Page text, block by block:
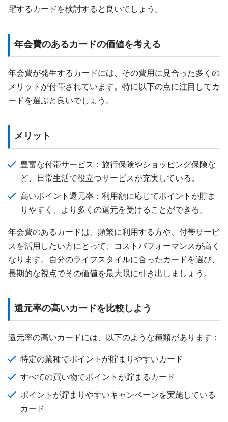
躍するカードを検討すると良いでしょう。
年会費のあるカードの価値を考える
年会費が発生するカードには、その費用に見合った多くの
メリットが付帯されています。特に以下の点に注目してカ
ードを選ぶと良いでしょう。
メリット
豊富な付帯サービス：旅行保険やショッピング保険な
ど、日常生活で役立つサービスが充実している。
高いポイント還元率：利用額に応じてポイントが貯ま
りやすく、より多くの還元を受けることができる。
年会費のあるカードは、頻繁に利用する方や、付帯サービ
スを活用したい方にとって、コストパフォーマンスが高く
なります。自分のライフスタイルに合ったカードを選び、
長期的な視点でその価値を最大限に引き出しましょう。
還元率の高いカードを比較しよう
還元率の高いカードには、以下のような種類があります：
特定の業種でポイントが貯まりやすいカード
すべての買い物でポイントが貯まるカード
ポイントが貯まりやすいキャンペーンを実施している
カード